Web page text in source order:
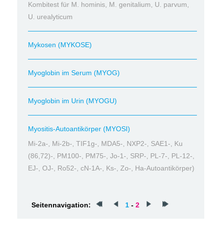
Kombitest für M. hominis, M. genitalium, U. parvum,
U. urealyticum
Mykosen (MYKOSE)
Myoglobin im Serum (MYOG)
Myoglobin im Urin (MYOGU)
Myositis-Autoantikörper (MYOSI)
Mi-2a-, Mi-2b-, TIF1g-, MDA5-, NXP2-, SAE1-, Ku
(86,72)-, PM100-, PM75-, Jo-1-, SRP-, PL-7-, PL-12-,
EJ-, OJ-, Ro52-, cN-1A-, Ks-, Zo-, Ha-Autoantikörper)
Seitennavigation: 1 - 2